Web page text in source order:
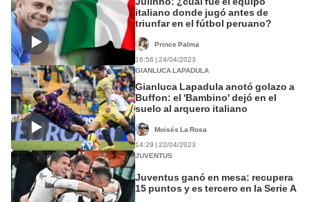
italiano donde jugó antes de
triunfar en el fútbol peruano?
Prince Palma
16:56 | 24/04/2023
GIANLUCA LAPADULA
Gianluca Lapadula anotó golazo a
Buffon: el 'Bambino' dejó en el
suelo al arquero italiano
Moisés La Rosa
14:29 | 22/04/2023
JUVENTUS
Juventus ganó en mesa: recupera
15 puntos y es tercero en la Serie A